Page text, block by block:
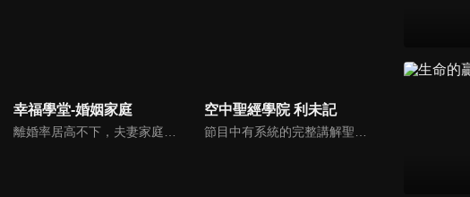
幸福學堂-婚姻家庭
離婚率居高不下，夫妻家庭生活水深火熱並且疲乏無力。台灣真愛家庭協會副理事長延玲珍/邱維超夫婦以過去多年帶領夫妻營會的經驗，將夫妻成長課程搬上螢幕供全球華人使用。
空中聖經學院 利未記
節目中有系統的完整講解聖經真理，邀請受過解經講道訓練的老師，按著正意分解真理的道，帶領弟兄姊妹更深的了解聖經的浩瀚與偉大